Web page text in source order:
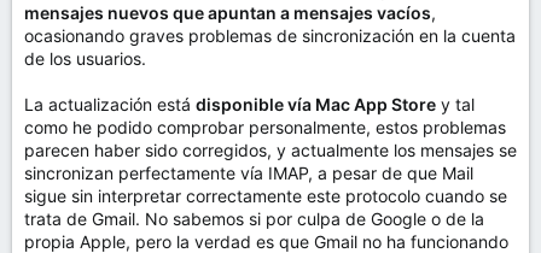
mensajes nuevos que apuntan a mensajes vacíos,
ocasionando graves problemas de sincronización en la cuenta
de los usuarios.
La actualización está disponible vía Mac App Store y tal
como he podido comprobar personalmente, estos problemas
parecen haber sido corregidos, y actualmente los mensajes se
sincronizan perfectamente vía IMAP, a pesar de que Mail
sigue sin interpretar correctamente este protocolo cuando se
trata de Gmail. No sabemos si por culpa de Google o de la
propia Apple, pero la verdad es que Gmail no ha funcionando